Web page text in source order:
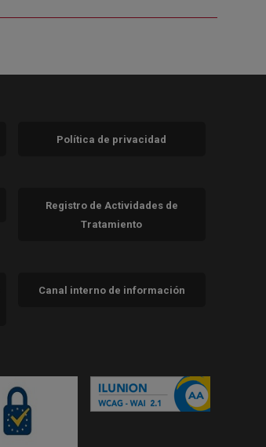
Política de privacidad
Registro de Actividades de
Tratamiento
Canal interno de información